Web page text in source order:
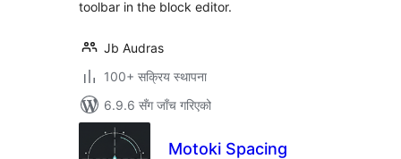
toolbar in the block editor.
Jb Audras
100+ सक्रिय स्थापना
6.9.6 सँग जाँच गरिएको
Motoki Spacing